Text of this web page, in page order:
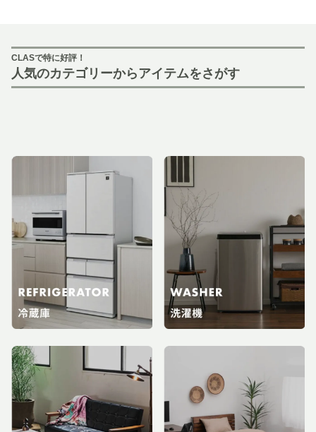
CLASで特に好評！
人気のカテゴリーからアイテムをさがす